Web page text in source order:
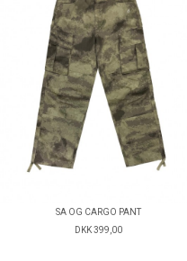
SA OG CARGO PANT
DKK 399,00